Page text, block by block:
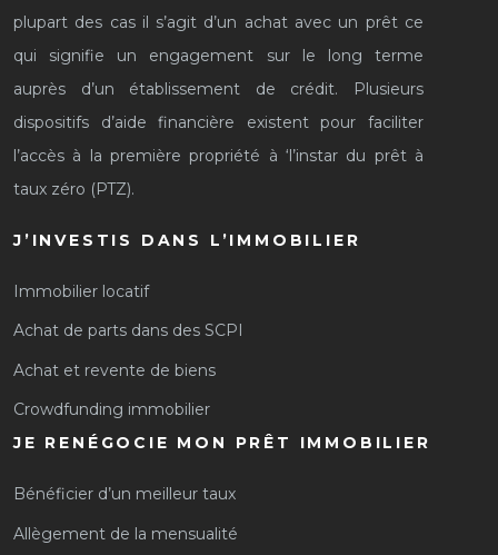
plupart des cas il s’agit d’un achat avec un prêt ce
qui signifie un engagement sur le long terme
auprès d’un établissement de crédit. Plusieurs
dispositifs d’aide financière existent pour faciliter
l’accès à la première propriété à ‘l’instar du prêt à
taux zéro (PTZ).
J’INVESTIS DANS L’IMMOBILIER
Immobilier locatif
Achat de parts dans des SCPI
Achat et revente de biens
Crowdfunding immobilier
JE RENÉGOCIE MON PRÊT IMMOBILIER
Bénéficier d’un meilleur taux
Allègement de la mensualité